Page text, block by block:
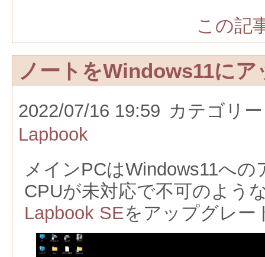
この記
ノートをWindows11に
2022/07/16 19:59 カテゴリ
Lapbook
メインPCはWindows11へ
CPUが未対応で不可のよう
Lapbook SEをアップグレー